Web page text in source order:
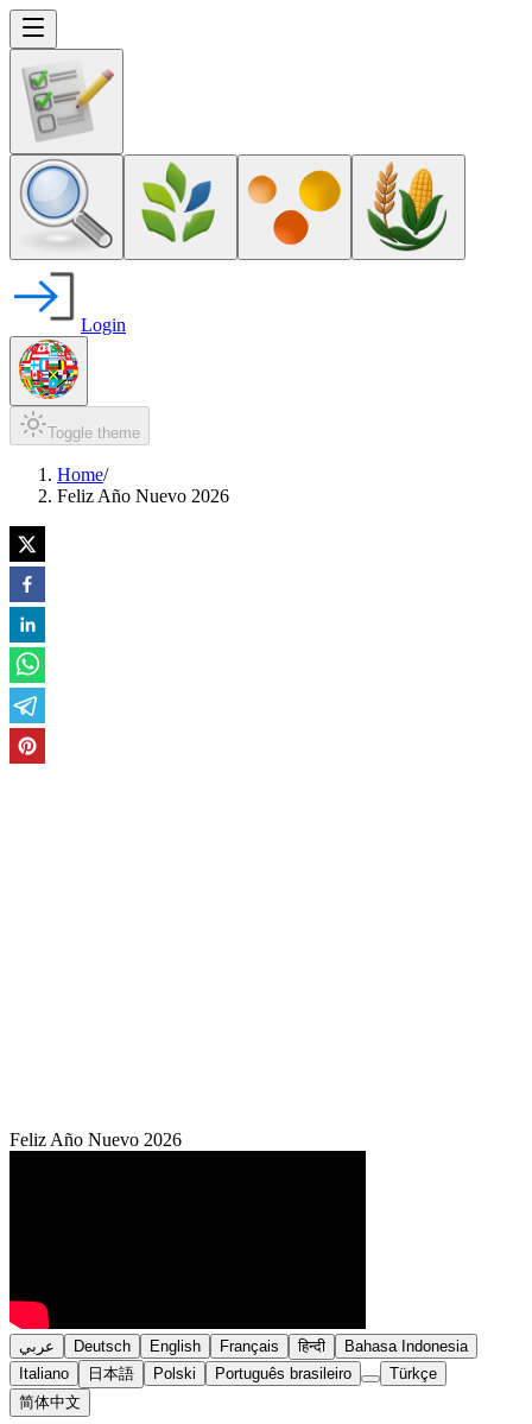
Login
Toggle theme
Home/
Feliz Año Nuevo 2026
Feliz Año Nuevo 2026
عربي Deutsch English Français हिन्दी
Bahasa Indonesia
Italiano
日本語 Polski Português brasileiro
Türkçe
简体中文